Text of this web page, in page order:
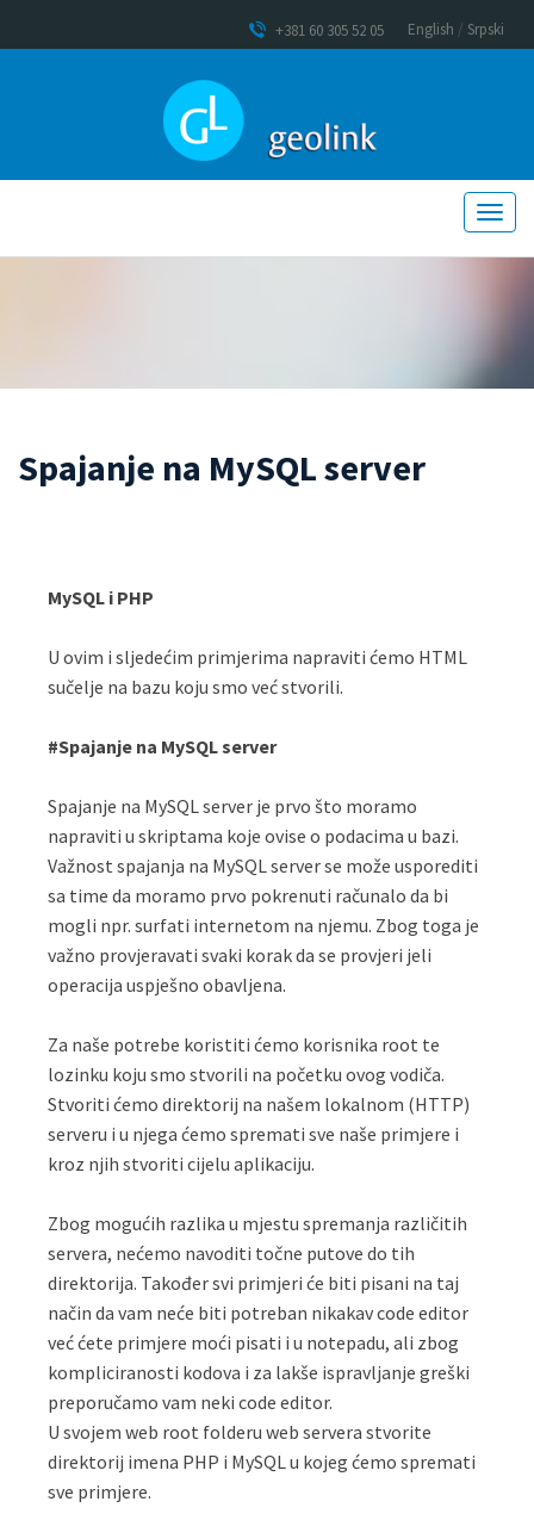
+381 60 305 52 05 English / Srpski
Spajanje na MySQL server
MySQL i PHP
U ovim i sljedećim primjerima napraviti ćemo HTML
sučelje na bazu koju smo već stvorili.
#Spajanje na MySQL server
Spajanje na MySQL server je prvo što moramo
napraviti u skriptama koje ovise o podacima u bazi.
Važnost spajanja na MySQL server se može usporediti
sa time da moramo prvo pokrenuti računalo da bi
mogli npr. surfati internetom na njemu. Zbog toga je
važno provjeravati svaki korak da se provjeri jeli
operacija uspješno obavljena.
Za naše potrebe koristiti ćemo korisnika root te
lozinku koju smo stvorili na početku ovog vodiča.
Stvoriti ćemo direktorij na našem lokalnom (HTTP)
serveru i u njega ćemo spremati sve naše primjere i
kroz njih stvoriti cijelu aplikaciju.
Zbog mogućih razlika u mjestu spremanja različitih
servera, nećemo navoditi točne putove do tih
direktorija. Također svi primjeri će biti pisani na taj
način da vam neće biti potreban nikakav code editor
već ćete primjere moći pisati i u notepadu, ali zbog
kompliciranosti kodova i za lakše ispravljanje greški
preporučamo vam neki code editor.
U svojem web root folderu web servera stvorite
direktorij imena PHP i MySQL u kojeg ćemo spremati
sve primjere.